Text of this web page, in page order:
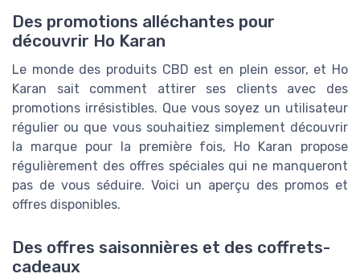
Des promotions alléchantes pour
découvrir Ho Karan
Le monde des produits CBD est en plein essor, et Ho
Karan sait comment attirer ses clients avec des
promotions irrésistibles. Que vous soyez un utilisateur
régulier ou que vous souhaitiez simplement découvrir
la marque pour la première fois, Ho Karan propose
régulièrement des offres spéciales qui ne manqueront
pas de vous séduire. Voici un aperçu des promos et
offres disponibles.
Des offres saisonnières et des coffrets-
cadeaux